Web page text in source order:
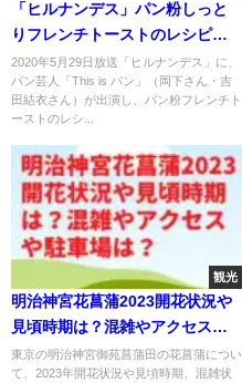
「ヒルナンデス」パン粉しっと
りフレンチトーストのレシピ！
THIS IS パン吉田結衣が伝授！
2020年5月29日放送「ヒルナンデス」に、
パン芸人「This is パン」（岡下さん・吉
田結衣さん）が出演し、パン粉フレンチト
ーストのレシ...
観光
明治神宮花菖蒲2023開花状況や
見頃時期は？混雑やアクセスや
駐車場は？
東京の明治神宮御苑菖蒲田の花菖蒲につい
て、2023年開花状況や見頃時期、混雑状